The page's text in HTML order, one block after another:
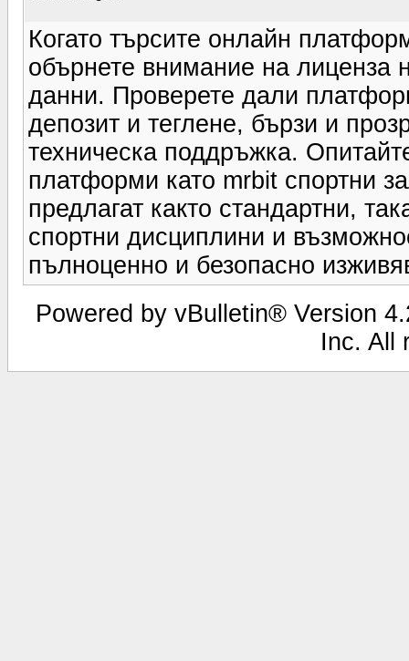
Когато търсите онлайн
обърнете внимание на лиценза
данни. Проверете дали
депозит и теглене, бързи и
техническа поддръжка.
платформи като mrbit спортни
предлагат както стандартни,
спортни дисциплини и
пълноценно и безопасно
Powered by vBulletin® Version
Inc. All